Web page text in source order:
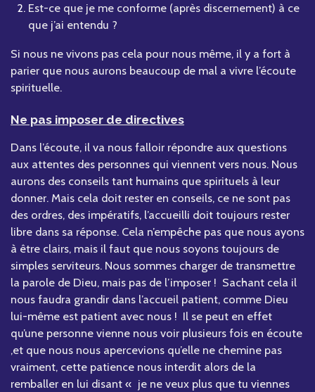
Est-ce que je me conforme (après discernement) à ce
que j’ai entendu ?
Si nous ne vivons pas cela pour nous même, il y a fort à
parier que nous aurons beaucoup de mal a vivre l’écoute
spirituelle.
Ne pas imposer de directives
Dans l’écoute, il va nous falloir répondre aux questions
aux attentes des personnes qui viennent vers nous. Nous
aurons des conseils tant humains que spirituels à leur
donner. Mais cela doit rester en conseils, ce ne sont pas
des ordres, des impératifs, l’accueilli doit toujours rester
libre dans sa réponse. Cela n’empêche pas que nous ayons
à être clairs, mais il faut que nous soyons toujours de
simples serviteurs. Nous sommes charger de transmettre
la parole de Dieu, mais pas de l’imposer ! Sachant cela il
nous faudra grandir dans l’accueil patient, comme Dieu
lui-même est patient avec nous ! Il se peut en effet
qu’une personne vienne nous voir plusieurs fois en écoute
,et que nous nous apercevions qu’elle ne chemine pas
vraiment, cette patience nous interdit alors de la
remballer en lui disant « je ne veux plus que tu viennes